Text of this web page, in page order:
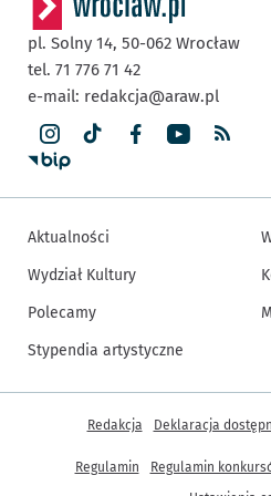
pl. Solny 14, 50-062 Wrocław
tel. 71 776 71 42
e-mail: redakcja@araw.pl
Aktualności
Wydział Kultury
Polecamy
Stypendia artystyczne
Inne informacje
Redakcja Deklaracja
Regulamin Regulamin